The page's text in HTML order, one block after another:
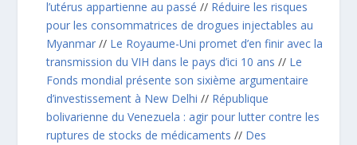
l’utérus appartienne au passé // Réduire les risques
pour les consommatrices de drogues injectables au
Myanmar // Le Royaume-Uni promet d’en finir avec la
transmission du VIH dans le pays d’ici 10 ans // Le
Fonds mondial présente son sixième argumentaire
d’investissement à New Delhi // République
bolivarienne du Venezuela : agir pour lutter contre les
ruptures de stocks de médicaments // Des